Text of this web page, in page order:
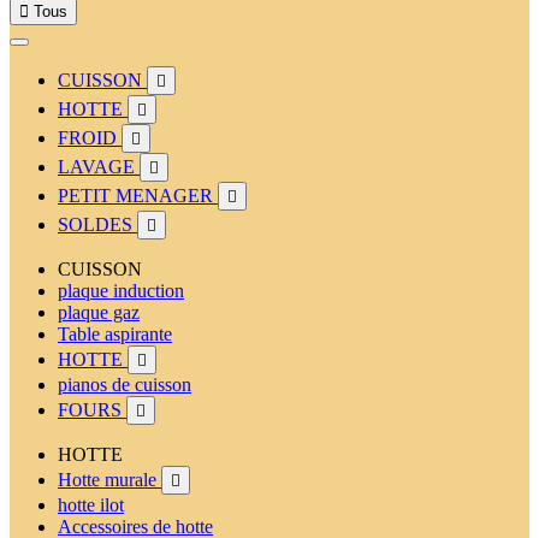
 Tous
CUISSON 
HOTTE 
FROID 
LAVAGE 
PETIT MENAGER 
SOLDES 
CUISSON
plaque induction
plaque gaz
Table aspirante
HOTTE

pianos de cuisson
FOURS

HOTTE
Hotte murale

hotte ilot
Accessoires de hotte